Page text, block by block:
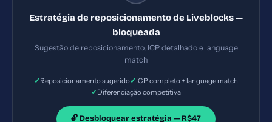
Estratégia de reposicionamento de Liveblocks —
bloqueada
Sugestão de reposicionamento, ICP detalhado e language
match
✓Reposicionamento sugerido✓ICP completo + language match
✓Diferenciação competitiva
🔓 Desbloquear estratégia — R$47